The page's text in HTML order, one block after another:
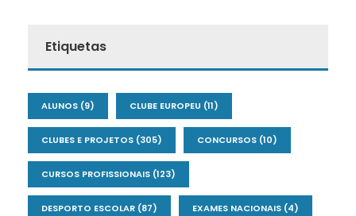
Etiquetas
ALUNOS (9) CLUBE EUROPEU (11)
CLUBES E PROJETOS (305) CONCURSOS (10)
CURSOS PROFISSIONAIS (123)
DESPORTO ESCOLAR (87) EXAMES NACIONAIS (4)